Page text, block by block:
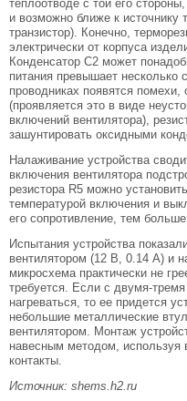
теплоотводе с той его
и возможно ближе к источнику
транзистор). Конечно,
электрически от корпуса
Конденсатор С2 может
питания превышает несколько
проводниках появятся
(проявляется это в виде
включений вентилятора),
зашунтировать оксидными
Налаживание устройства
включения вентилятора
резистора R5 можно
температурой включения и
его сопротивление, тем больше
Испытания устройства
вентилятором (12 В, 0.14 А) и
микросхема практически не
требуется. Если с двумя-
нагреваться, то ее придется
небольшие металлические
вентилятором. Монтаж
навесным методом,
контакты.
Источник: shems.h2.ru